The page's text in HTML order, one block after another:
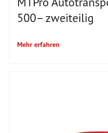
500– zweiteilig
Mehr erfahren